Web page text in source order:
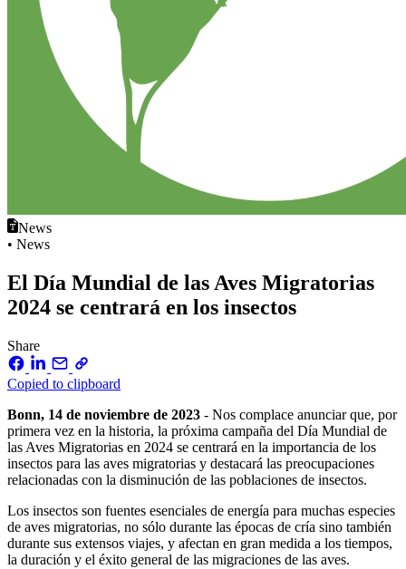
News
• News
El Día Mundial de las Aves Migratorias
2024 se centrará en los insectos
Share
Copied to clipboard
Bonn, 14 de noviembre de 2023 - Nos complace anunciar que, por
primera vez en la historia, la próxima campaña del Día Mundial de
las Aves Migratorias en 2024 se centrará en la importancia de los
insectos para las aves migratorias y destacará las preocupaciones
relacionadas con la disminución de las poblaciones de insectos.
Los insectos son fuentes esenciales de energía para muchas especies
de aves migratorias, no sólo durante las épocas de cría sino también
durante sus extensos viajes, y afectan en gran medida a los tiempos,
la duración y el éxito general de las migraciones de las aves.